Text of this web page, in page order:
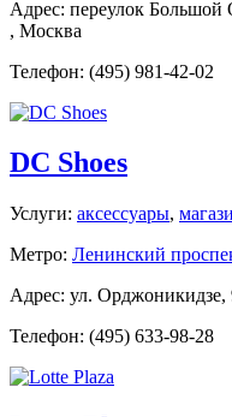
Адрес: переулок
, Москва
Телефон: (495) 981-42-02
DC Shoes
Услуги: аксессуары,
Метро: Ленинский
Адрес: ул. Орджоникидзе,
Телефон: (495) 633-98-28